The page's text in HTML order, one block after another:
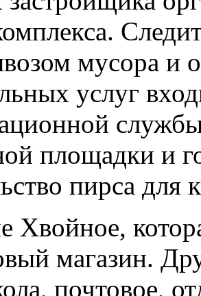
мусора и
услуг
площадки и
пирса для
Хвойное,
магазин.
почтовое,